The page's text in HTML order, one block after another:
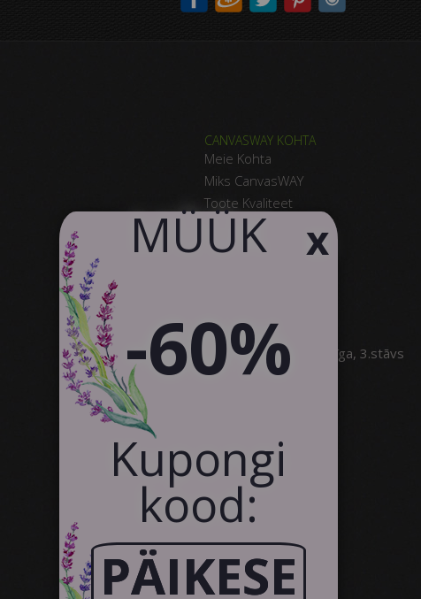
CANVASWAY KOHTA
Meie Kohta
Miks CanvasWAY
Toote Kvaliteet
Klientide Tagasiside
Kontakt
SIA Canvas WAY
Brīvības gatve 323, Rīga, 3.stāvs
info@canvasway.com
x
​MÜÜK
-60%
Kupongi
kood:
PÄIKESE